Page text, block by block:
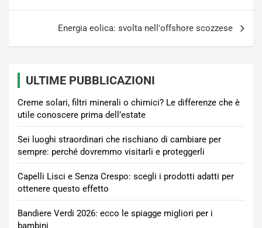
Energia eolica: svolta nell'offshore scozzese
ULTIME PUBBLICAZIONI
Creme solari, filtri minerali o chimici? Le differenze che è
utile conoscere prima dell’estate
Sei luoghi straordinari che rischiano di cambiare per
sempre: perché dovremmo visitarli e proteggerli
Capelli Lisci e Senza Crespo: scegli i prodotti adatti per
ottenere questo effetto
Bandiere Verdi 2026: ecco le spiagge migliori per i
bambini